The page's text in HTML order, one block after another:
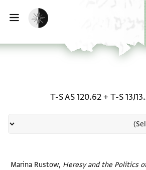
تفعيل الوضع المظلم
T-S
+
T-S AS 120.62
Marina Rustow,Heresy and the Politics